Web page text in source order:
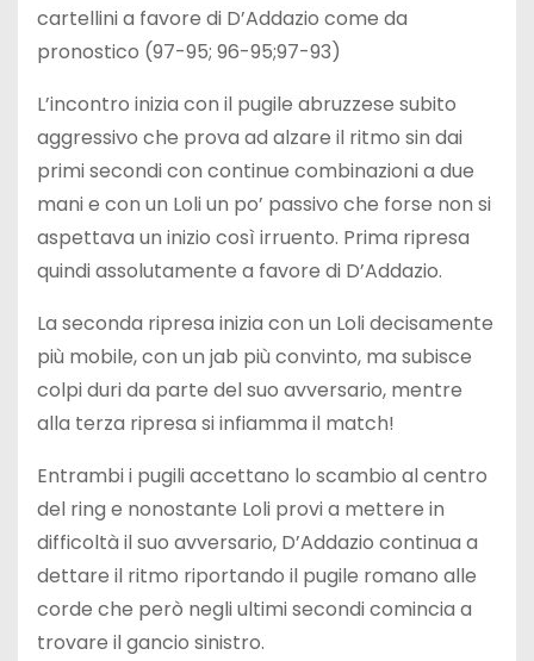
cartellini a favore di D’Addazio come da
pronostico (97-95; 96-95;97-93)
L’incontro inizia con il pugile abruzzese subito
aggressivo che prova ad alzare il ritmo sin dai
primi secondi con continue combinazioni a due
mani e con un Loli un po’ passivo che forse non si
aspettava un inizio così irruento. Prima ripresa
quindi assolutamente a favore di D’Addazio.
La seconda ripresa inizia con un Loli decisamente
più mobile, con un jab più convinto, ma subisce
colpi duri da parte del suo avversario, mentre
alla terza ripresa si infiamma il match!
Entrambi i pugili accettano lo scambio al centro
del ring e nonostante Loli provi a mettere in
difficoltà il suo avversario, D’Addazio continua a
dettare il ritmo riportando il pugile romano alle
corde che però negli ultimi secondi comincia a
trovare il gancio sinistro.